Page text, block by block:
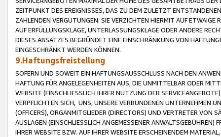
ZEITPUNKT DES EREIGNISSES, DAS ZU DEM ZULETZT
ZAHLENDEN VERGÜTUNGEN. SIE VERZICHTEN HIERMIT AUF
AUF ERFÜLLUNGSKLAGE, UNTERLASSUNGSKLAGE ODER ANDERE
DIESES ABSATZES BEGRÜNDET EINE EINSCHRÄNKUNG VON
EINGESCHRÄNKT WERDEN KÖNNEN.
9.Haftungsfreistellung
SOFERN UND SOWEIT EIN HAFTUNGSAUSSCHLUSS NACH DEN
HAFTUNG FÜR ANGELEGENHEITEN AUS, DIE UNMITTELBAR ODER
WEBSITE (EINSCHLIESSLICH IHRER NUTZUNG DER
VERPFLICHTEN SICH, UNS, UNSERE VERBUNDENEN UNTERNEHMEN
(OFFICERS), ORGANMITGLIEDER (DIRECTORS) UND VERTRETER VON
AUSLAGEN (EINSCHLIESSLICH ANGEMESSENER
IHRER WEBSITE BZW. AUF IHRER WEBSITE ERSCHEINENDEM